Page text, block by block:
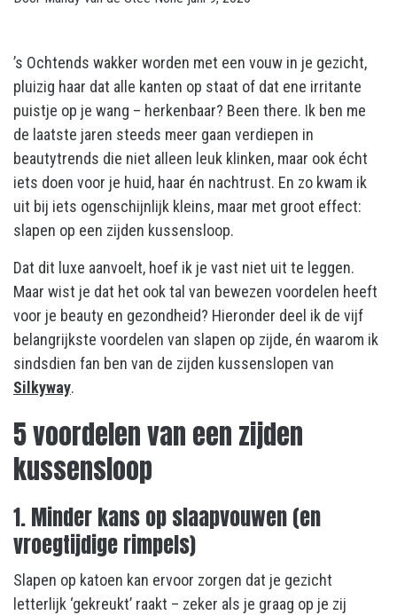
’s Ochtends wakker worden met een vouw in je gezicht,
pluizig haar dat alle kanten op staat of dat ene irritante
puistje op je wang – herkenbaar? Been there. Ik ben me
de laatste jaren steeds meer gaan verdiepen in
beautytrends die niet alleen leuk klinken, maar ook écht
iets doen voor je huid, haar én nachtrust. En zo kwam ik
uit bij iets ogenschijnlijk kleins, maar met groot effect:
slapen op een zijden kussensloop.
Dat dit luxe aanvoelt, hoef ik je vast niet uit te leggen.
Maar wist je dat het ook tal van bewezen voordelen heeft
voor je beauty en gezondheid? Hieronder deel ik de vijf
belangrijkste voordelen van slapen op zijde, én waarom ik
sindsdien fan ben van de zijden kussenslopen van
Silkyway.
5 voordelen van een zijden
kussensloop
1. Minder kans op slaapvouwen (en
vroegtijdige rimpels)
Slapen op katoen kan ervoor zorgen dat je gezicht
letterlijk ‘gekreukt’ raakt – zeker als je graag op je zij